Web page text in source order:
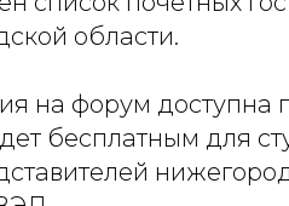
области.
на форум доступна
бесплатным для